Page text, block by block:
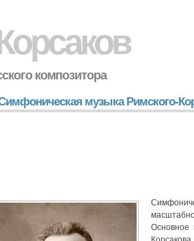
композитора
музыка Римского-
Основное